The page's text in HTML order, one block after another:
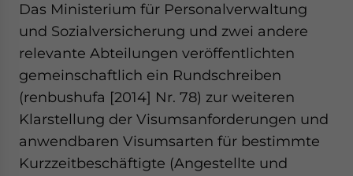
Das Ministerium für Personalverwaltung
und Sozialversicherung und zwei andere
relevante Abteilungen veröffentlichten
gemeinschaftlich ein Rundschreiben
(renbushufa [2014] Nr. 78) zur weiteren
Klarstellung der Visumsanforderungen und
anwendbaren Visumsarten für bestimmte
Kurzzeitbeschäftigte (Angestellte und